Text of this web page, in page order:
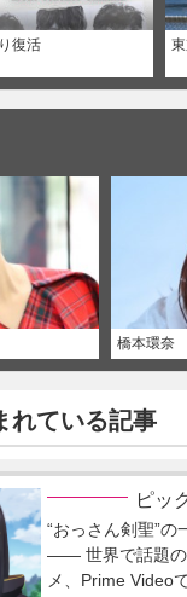
復活
橋本環奈
れている記事
ピッ
“おっさん剣聖”の
―― 世界で話題の
メ、Prime Video